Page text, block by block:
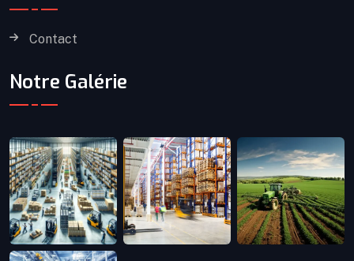
Contact
Notre Galérie